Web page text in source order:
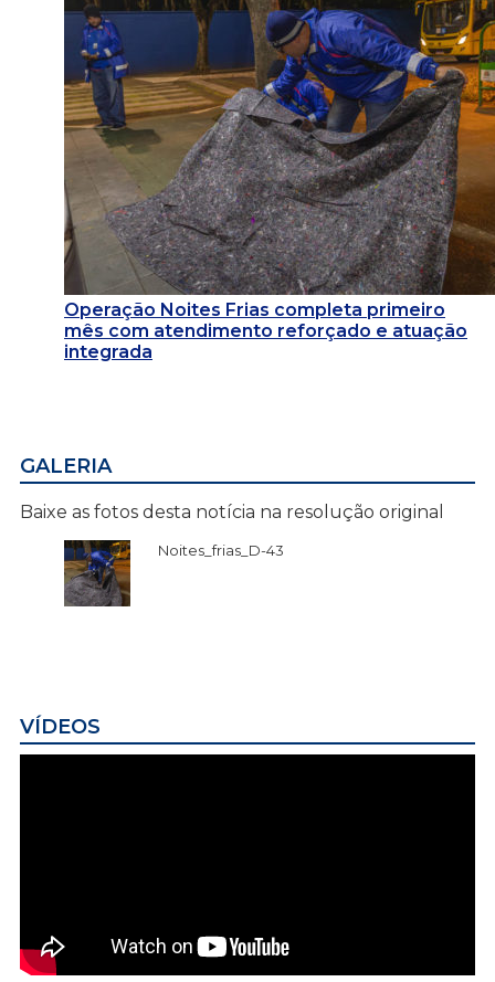
Operação Noites Frias completa primeiro
mês com atendimento reforçado e atuação
integrada
GALERIA
Baixe as fotos desta notícia na resolução original
Noites_frias_D-43
VÍDEOS